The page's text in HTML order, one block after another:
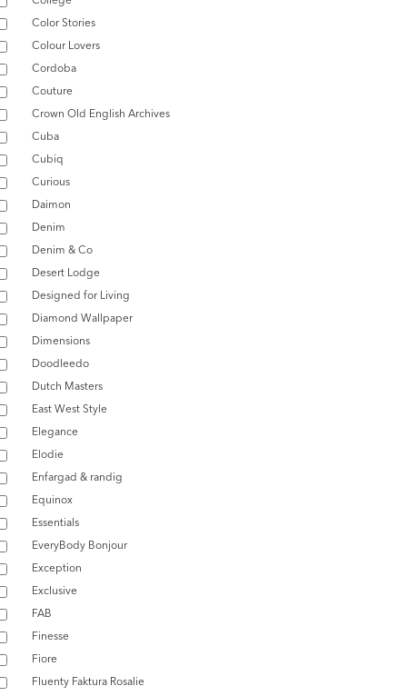
Color Stories
Colour Lovers
Cordoba
Couture
Crown Old English Archives
Cuba
Cubiq
Curious
Daimon
Denim
Denim & Co
Desert Lodge
Designed for Living
Diamond Wallpaper
Dimensions
Doodleedo
Dutch Masters
East West Style
Elegance
Elodie
Enfargad & randig
Equinox
Essentials
EveryBody Bonjour
Exception
Exclusive
FAB
Finesse
Fiore
Fluenty Faktura Rosalie